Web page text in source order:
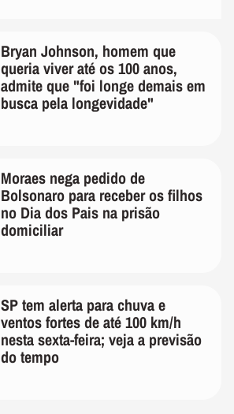
Bryan Johnson, homem que
queria viver até os 100 anos,
admite que "foi longe demais em
busca pela longevidade"
Moraes nega pedido de
Bolsonaro para receber os filhos
no Dia dos Pais na prisão
domiciliar
SP tem alerta para chuva e
ventos fortes de até 100 km/h
nesta sexta-feira; veja a previsão
do tempo